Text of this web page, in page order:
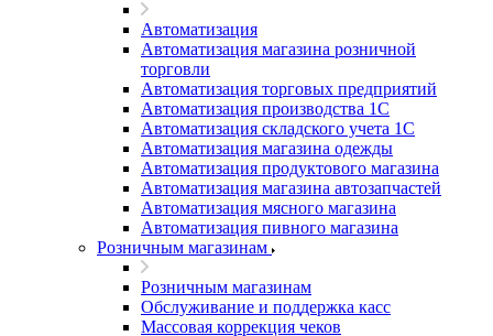
Автоматизация
Автоматизация магазина розничной
торговли
Автоматизация торговых предприятий
Автоматизация производства 1С
Автоматизация складского учета 1C
Автоматизация магазина одежды
Автоматизация продуктового магазина
Автоматизация магазина автозапчастей
Автоматизация мясного магазина
Автоматизация пивного магазина
Розничным магазинам
Розничным магазинам
Обслуживание и поддержка касс
Массовая коррекция чеков